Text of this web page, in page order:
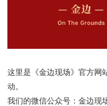
这里是《金边现场》官方网
动。
我们的微信公众号：金边现